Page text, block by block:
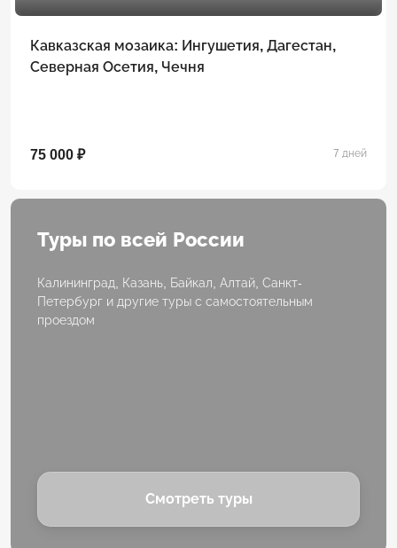
Кавказская мозаика: Ингушетия, Дагестан,
Северная Осетия, Чечня
75 000 ₽ 7 дней
Туры по всей России
Калининград, Казань, Байкал, Алтай, Санкт-
Петербург и другие туры с самостоятельным
проездом
Смотреть туры